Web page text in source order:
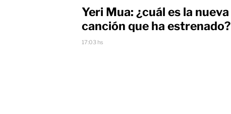
Yeri Mua: ¿cuál es la nueva
canción que ha estrenado?
17:03 hs